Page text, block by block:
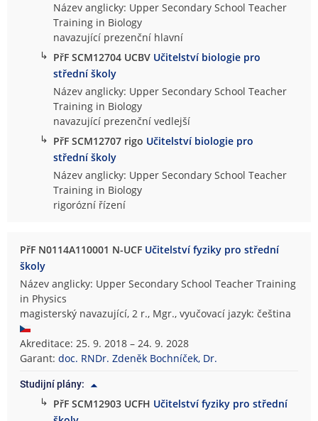
Název anglicky: Upper Secondary School Teacher
Training in Biology
navazující prezenční hlavní
↳ PřF SCM12704 UCBV Učitelství biologie pro
střední školy
Název anglicky: Upper Secondary School Teacher
Training in Biology
navazující prezenční vedlejší
↳ PřF SCM12707 rigo Učitelství biologie pro
střední školy
Název anglicky: Upper Secondary School Teacher
Training in Biology
rigorózní řízení
PřF N0114A110001 N-UCF Učitelství fyziky pro střední
školy
Název anglicky: Upper Secondary School Teacher Training
in Physics
magisterský navazující, 2 r., Mgr., vyučovací jazyk: čeština
Akreditace: 25. 9. 2018 – 24. 9. 2028
Garant:doc. RNDr. Zdeněk Bochníček, Dr.
Studijní plány:
↳ PřF SCM12903 UCFH Učitelství fyziky pro střední